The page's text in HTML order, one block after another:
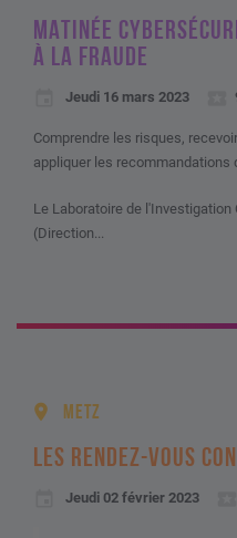
MATINÉE
À LA FRAUDE
Jeudi 16 mars 2023
Comprendre les risques,
appliquer les recommandations
Le Laboratoire de
(Direction...
METZ
LES RENDEZ-VOUS
Jeudi 02 février 2023